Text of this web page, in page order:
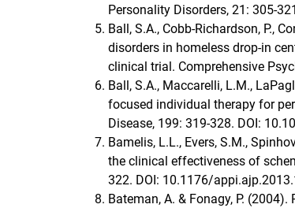
Personality Disorders, 21: 305-
Ball, S.A., Cobb-Richardson, P.,
disorders in homeless drop-in
clinical trial. Comprehensive
Ball, S.A., Maccarelli, L.M.,
focused individual therapy for
Disease, 199: 319-328. DOI:
Bamelis, L.L., Evers, S.M.,
the clinical effectiveness of
322. DOI: 10.1176/
Bateman, A. & Fonagy, P.